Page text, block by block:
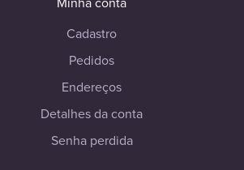
Cadastro
Pedidos
Endereços
Detalhes da conta
Senha perdida